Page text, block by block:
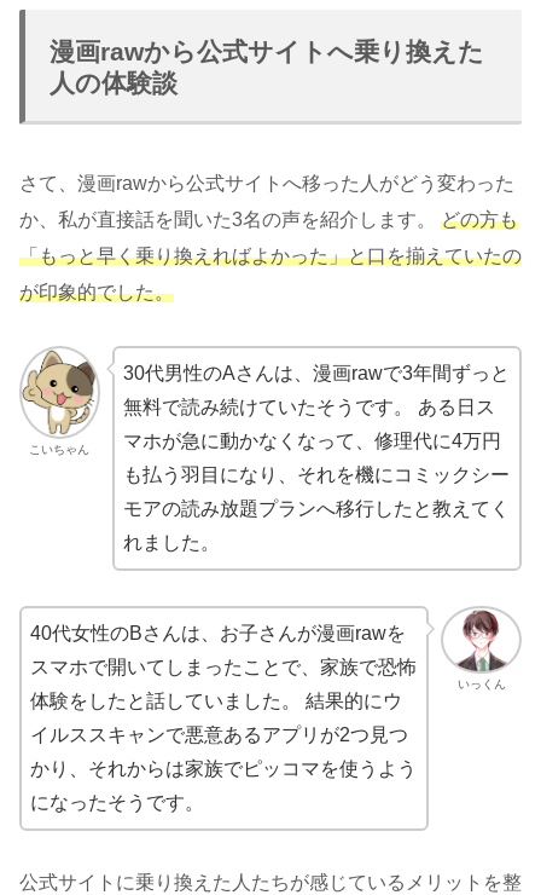
漫画rawから公式サイトへ乗り換えた
人の体験談
さて、漫画rawから公式サイトへ移った人がどう変わった
か、私が直接話を聞いた3名の声を紹介します。 どの方も
「もっと早く乗り換えればよかった」と口を揃えていたの
が印象的でした。
こいちゃん
30代男性のAさんは、漫画rawで3年間ずっと
無料で読み続けていたそうです。 ある日ス
マホが急に動かなくなって、修理代に4万円
も払う羽目になり、それを機にコミックシー
モアの読み放題プランへ移行したと教えてく
れました。
いっくん
40代女性のBさんは、お子さんが漫画rawを
スマホで開いてしまったことで、家族で恐怖
体験をしたと話していました。 結果的にウ
イルススキャンで悪意あるアプリが2つ見つ
かり、それからは家族でピッコマを使うよう
になったそうです。
公式サイトに乗り換えた人たちが感じているメリットを整